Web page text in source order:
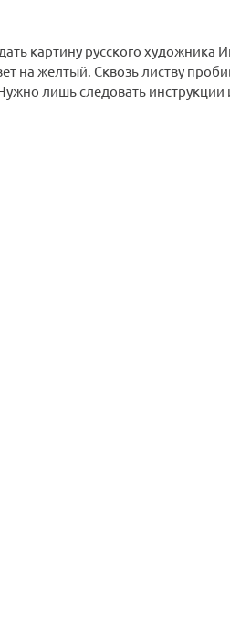
картину русского
на желтый. Сквозь листву
лишь следовать инструкции